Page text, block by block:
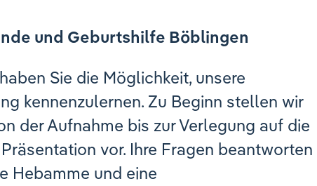
und Geburtshilfe Böblingen
Sie die Möglichkeit, unsere
kennenzulernen. Zu Beginn stellen wir
der Aufnahme bis zur Verlegung auf die
vor. Ihre Fragen beantworten
Hebamme und eine